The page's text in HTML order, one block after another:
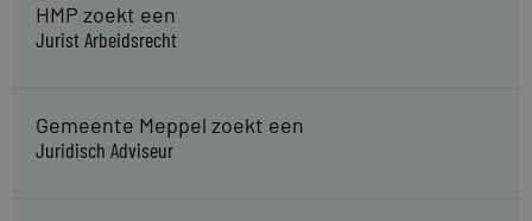
HMP zoekt een
Jurist Arbeidsrecht
Gemeente Meppel zoekt een
Juridisch Adviseur